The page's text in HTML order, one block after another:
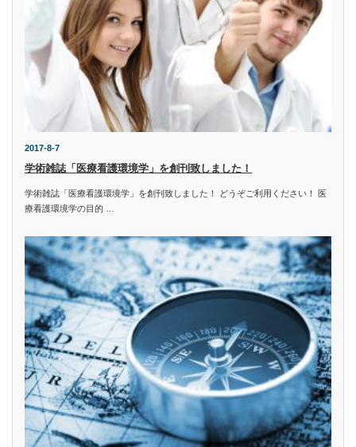
2017-8-7
学術雑誌「医療看護環境学」を創刊致しました！
学術雑誌「医療看護環境学」を創刊致しました！ どうぞご利用ください！ 医
療看護環境学の目的 …